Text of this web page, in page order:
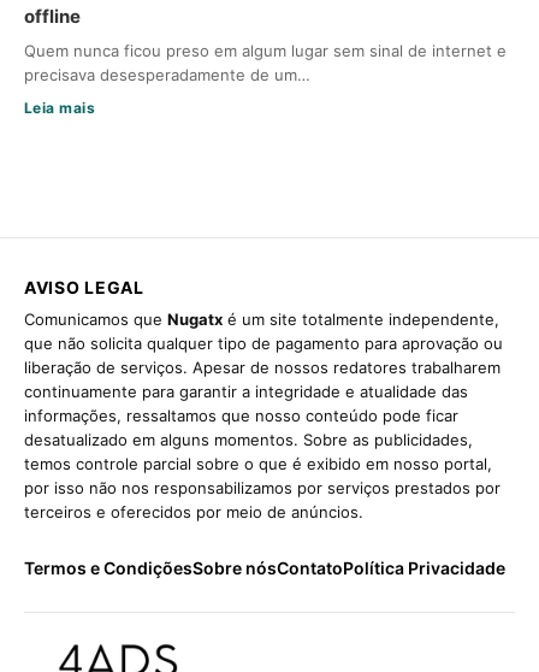
offline
Quem nunca ficou preso em algum lugar sem sinal de internet e
precisava desesperadamente de um…
Leia mais
AVISO LEGAL
Comunicamos que Nugatx é um site totalmente independente,
que não solicita qualquer tipo de pagamento para aprovação ou
liberação de serviços. Apesar de nossos redatores trabalharem
continuamente para garantir a integridade e atualidade das
informações, ressaltamos que nosso conteúdo pode ficar
desatualizado em alguns momentos. Sobre as publicidades,
temos controle parcial sobre o que é exibido em nosso portal,
por isso não nos responsabilizamos por serviços prestados por
terceiros e oferecidos por meio de anúncios.
Termos e CondiçõesSobre nósContatoPolítica Privacidade